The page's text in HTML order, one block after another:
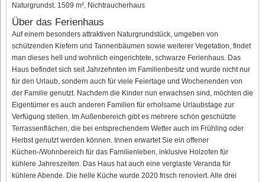
Naturgrundst. 1509 m², Nichtraucherhaus
Über das Ferienhaus
Auf einem besonders attraktiven Naturgrundstück, umgeben von
schützenden Kiefern und Tannenbäumen sowie weiterer Vegetation, findet
man dieses hell und wohnlich eingerichtete, schwarze Ferienhaus. Das
Haus befindet sich seit Jahrzehnten im Familienbesitz und wurde nicht nur
für den Urlaub, sondern auch für viele Feiertage und Wochenenden von
der Familie genutzt. Nachdem die Kinder nun erwachsen sind, möchten die
Eigentümer es auch anderen Familien für erholsame Urlaubstage zur
Verfügung stellen. Im Außenbereich gibt es mehrere schön geschützte
Terrassenflächen, die bei entsprechendem Wetter auch im Frühling oder
Herbst genutzt werden können. Innen erwartet Sie ein offener
Küchen-/Wohnbereich für das Familienleben, inklusive Holzofen für
kühlere Jahreszeiten. Das Haus hat auch eine verglaste Veranda für
kühlere Abende. Die helle Küche wurde 2020 frisch renoviert. Alle drei